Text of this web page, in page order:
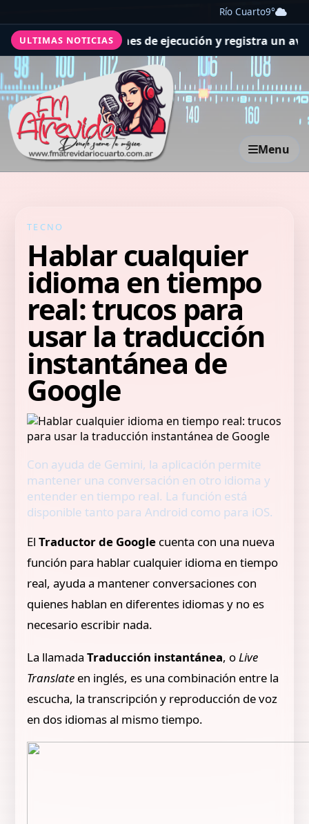
Río Cuarto9°
ULTIMAS NOTICIAS
las previsiones de ejecución y registra un avance
Menu
TECNO
Hablar cualquier
idioma en tiempo
real: trucos para
usar la traducción
instantánea de
Google
Con ayuda de Gemini, la aplicación permite
mantener una conversación en otro idioma y
entender en tiempo real. La función está
disponible tanto para Android como para iOS.
ElTraductor de Google cuenta con una nueva
función para hablar cualquier idioma en tiempo
real, ayuda a mantener conversaciones con
quienes hablan en diferentes idiomas y no es
necesario escribir nada.
La llamadaTraducción instantánea, oLive
Translate en inglés, es una combinación entre la
escucha, la transcripción y reproducción de voz
en dos idiomas al mismo tiempo.